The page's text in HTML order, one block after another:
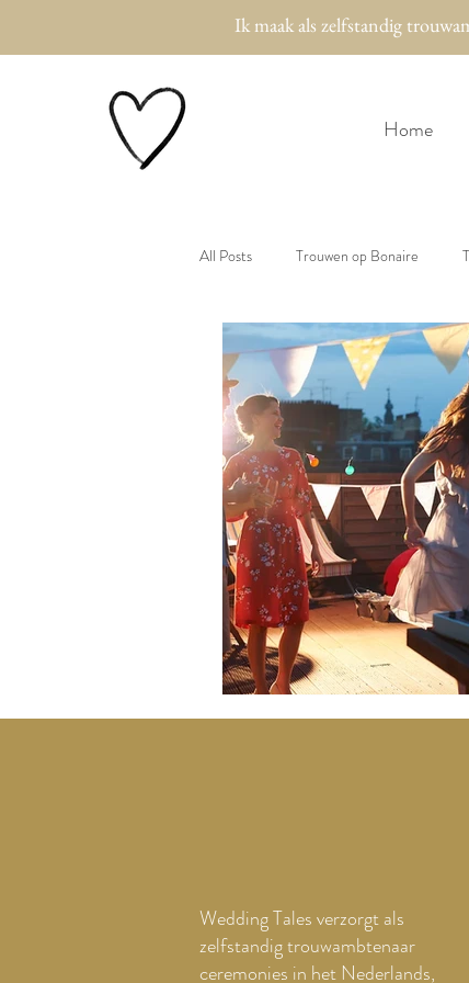
Ik maak als zelfstandig
Home
All Posts Trouwen op Bonaire
Wedding Tales verzorgt als
zelfstandig trouwambtenaar
ceremonies in het Nederlands,